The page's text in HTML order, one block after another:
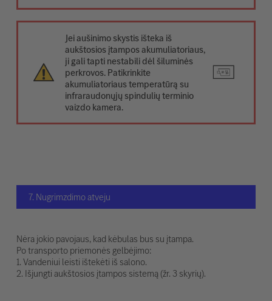
Jei aušinimo skystis išteka iš
aukštosios įtampos akumuliatoriaus,
ji gali tapti nestabili dėl šiluminės
perkrovos. Patikrinkite
akumuliatoriaus temperatūrą su
infraraudonųjų spindulių terminio
vaizdo kamera.
7. Nugrimzdimo atveju
Nėra jokio pavojaus, kad kėbulas bus su įtampa.
Po transporto priemonės gelbėjimo:
1. Vandeniui leisti ištekėti iš salono.
2. Išjungti aukštosios įtampos sistemą (žr. 3 skyrių).